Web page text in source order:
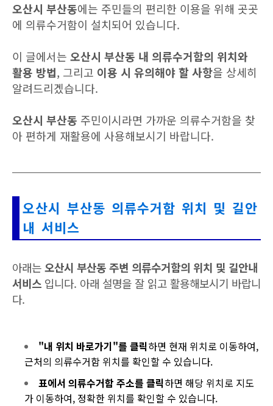
오산시 부산동에는 주민들의 편리한 이용을 위해 곳곳
에 의류수거함이 설치되어 있습니다.
이 글에서는 오산시 부산동 내 의류수거함의 위치와
활용 방법, 그리고 이용 시 유의해야 할 사항을 상세히
알려드리겠습니다.
오산시 부산동 주민이시라면 가까운 의류수거함을 찾
아 편하게 재활용에 사용해보시기 바랍니다.
오산시 부산동 의류수거함 위치 및 길안
내 서비스
아래는오산시 부산동 주변 의류수거함의 위치 및 길안내
서비스 입니다. 아래 설명을 잘 읽고 활용해보시기 바랍니
다.
"내 위치 바로가기"를 클릭하면 현재 위치로 이동하여,
근처의 의류수거함 위치를 확인할 수 있습니다.
표에서 의류수거함 주소를 클릭하면 해당 위치로 지도
가 이동하여, 정확한 위치를 확인할 수 있습니다.